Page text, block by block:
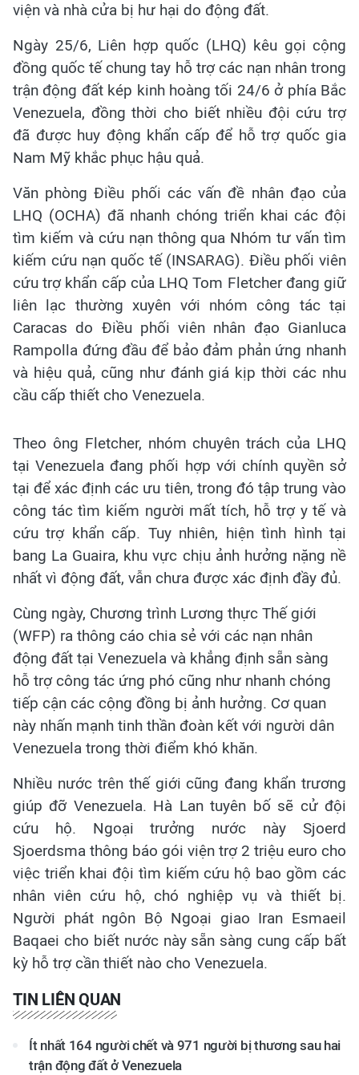
viện và nhà cửa bị hư hại do động đất.
Ngày 25/6, Liên hợp quốc (LHQ) kêu gọi cộng
đồng quốc tế chung tay hỗ trợ các nạn nhân trong
trận động đất kép kinh hoàng tối 24/6 ở phía Bắc
Venezuela, đồng thời cho biết nhiều đội cứu trợ
đã được huy động khẩn cấp để hỗ trợ quốc gia
Nam Mỹ khắc phục hậu quả.
Văn phòng Điều phối các vấn đề nhân đạo của
LHQ (OCHA) đã nhanh chóng triển khai các đội
tìm kiếm và cứu nạn thông qua Nhóm tư vấn tìm
kiếm cứu nạn quốc tế (INSARAG). Điều phối viên
cứu trợ khẩn cấp của LHQ Tom Fletcher đang giữ
liên lạc thường xuyên với nhóm công tác tại
Caracas do Điều phối viên nhân đạo Gianluca
Rampolla đứng đầu để bảo đảm phản ứng nhanh
và hiệu quả, cũng như đánh giá kịp thời các nhu
cầu cấp thiết cho Venezuela.
Theo ông Fletcher, nhóm chuyên trách của LHQ
tại Venezuela đang phối hợp với chính quyền sở
tại để xác định các ưu tiên, trong đó tập trung vào
công tác tìm kiếm người mất tích, hỗ trợ y tế và
cứu trợ khẩn cấp. Tuy nhiên, hiện tình hình tại
bang La Guaira, khu vực chịu ảnh hưởng nặng nề
nhất vì động đất, vẫn chưa được xác định đầy đủ.
Cùng ngày, Chương trình Lương thực Thế giới
(WFP) ra thông cáo chia sẻ với các nạn nhân
động đất tại Venezuela và khẳng định sẵn sàng
hỗ trợ công tác ứng phó cũng như nhanh chóng
tiếp cận các cộng đồng bị ảnh hưởng. Cơ quan
này nhấn mạnh tinh thần đoàn kết với người dân
Venezuela trong thời điểm khó khăn.
Nhiều nước trên thế giới cũng đang khẩn trương
giúp đỡ Venezuela. Hà Lan tuyên bố sẽ cử đội
cứu hộ. Ngoại trưởng nước này Sjoerd
Sjoerdsma thông báo gói viện trợ 2 triệu euro cho
việc triển khai đội tìm kiếm cứu hộ bao gồm các
nhân viên cứu hộ, chó nghiệp vụ và thiết bị.
Người phát ngôn Bộ Ngoại giao Iran Esmaeil
Baqaei cho biết nước này sẵn sàng cung cấp bất
kỳ hỗ trợ cần thiết nào cho Venezuela.
TIN LIÊN QUAN
Ít nhất 164 người chết và 971 người bị thương sau hai
trận động đất ở Venezuela